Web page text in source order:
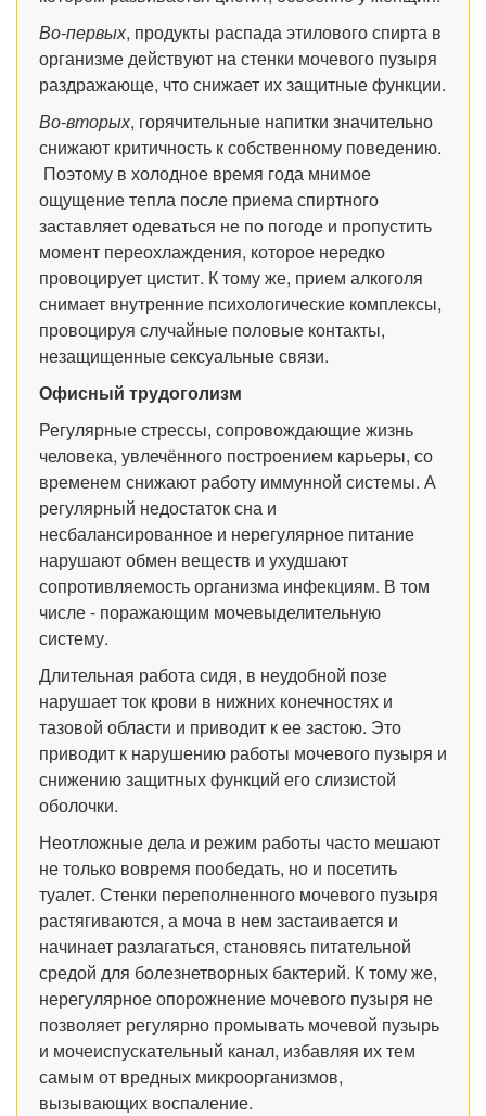
Во-первых, продукты распада этилового спирта в
организме действуют на стенки мочевого пузыря
раздражающе, что снижает их защитные функции.
Во-вторых, горячительные напитки значительно
снижают критичность к собственному поведению.
Поэтому в холодное время года мнимое
ощущение тепла после приема спиртного
заставляет одеваться не по погоде и пропустить
момент переохлаждения, которое нередко
провоцирует цистит. К тому же, прием алкоголя
снимает внутренние психологические комплексы,
провоцируя случайные половые контакты,
незащищенные сексуальные связи.
Офисный трудоголизм
Регулярные стрессы, сопровождающие жизнь
человека, увлечённого построением карьеры, со
временем снижают работу иммунной системы. А
регулярный недостаток сна и
несбалансированное и нерегулярное питание
нарушают обмен веществ и ухудшают
сопротивляемость организма инфекциям. В том
числе - поражающим мочевыделительную
систему.
Длительная работа сидя, в неудобной позе
нарушает ток крови в нижних конечностях и
тазовой области и приводит к ее застою. Это
приводит к нарушению работы мочевого пузыря и
снижению защитных функций его слизистой
оболочки.
Неотложные дела и режим работы часто мешают
не только вовремя пообедать, но и посетить
туалет. Стенки переполненного мочевого пузыря
растягиваются, а моча в нем застаивается и
начинает разлагаться, становясь питательной
средой для болезнетворных бактерий. К тому же,
нерегулярное опорожнение мочевого пузыря не
позволяет регулярно промывать мочевой пузырь
и мочеиспускательный канал, избавляя их тем
самым от вредных микроорганизмов,
вызывающих воспаление.